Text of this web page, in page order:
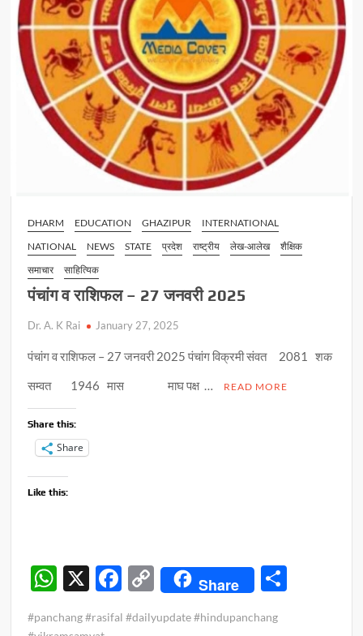
DHARM EDUCATION GHAZIPUR
INTERNATIONAL
NATIONAL
NEWS STATE प्रदेश राष्ट्रीय लेख-आलेख
शैक्षिक
समाचार
साहित्यिक
पंचांग व राशिफल – 27 जनवरी 2025
Dr. A. K Rai January 27, 2025
पंचांग व राशिफल – 27 जनवरी 2025 पंचांग विक्रमी संवत 2081 शक
सम्वत 1946 मास माघ पक्ष …
READ MORE
Share this:
Share
Like this:
W X
F
C
o
Share
#panchang #rasifal #dailyupdate #hindupanchang